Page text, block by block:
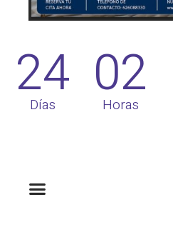
24
Días 02
Horas